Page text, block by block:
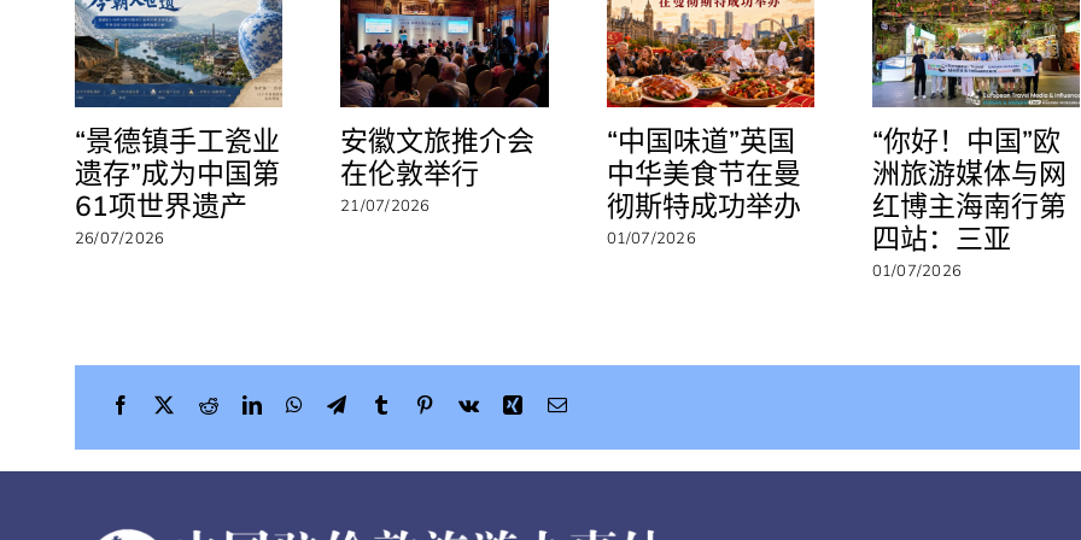
上
填
报
指
南
“景德镇手工瓷业
遗存”成为中国第
61项世界遗产
26/07/2026
安徽文旅推介会
在伦敦举行
21/07/2026
“中国味道”英国
中华美食节在曼
彻斯特成功举办
01/07/2026
“你好！中国”欧
洲旅游媒体与网
红博主海南行第
四站：三亚
01/07/2026